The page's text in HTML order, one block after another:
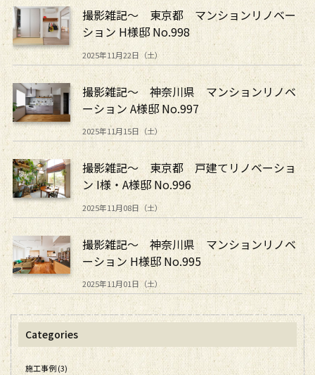
撮影雑記～ 東京都 マンションリノベー
ション H様邸 No.998
2025年11月22日（土）
撮影雑記～ 神奈川県 マンションリノベ
ーション A様邸 No.997
2025年11月15日（土）
撮影雑記～ 東京都 戸建てリノベーショ
ン I様・A様邸 No.996
2025年11月08日（土）
撮影雑記～ 神奈川県 マンションリノベ
ーション H様邸 No.995
2025年11月01日（土）
Categories
施工事例 (3)